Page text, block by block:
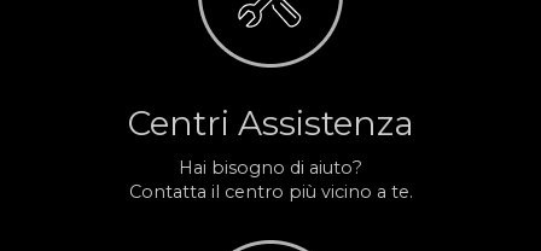
Centri Assistenza
Hai bisogno di aiuto?
Contatta il centro più vicino a te.